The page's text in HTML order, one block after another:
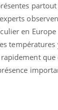
en Europe
températures